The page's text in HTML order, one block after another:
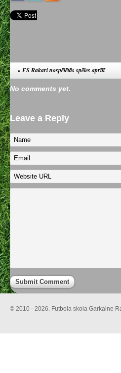
«FS Rakari nospēlētās spēles aprīlī
No comments yet.
Leave a Reply
© 2010 - 2026. Futbola skola Garkalne